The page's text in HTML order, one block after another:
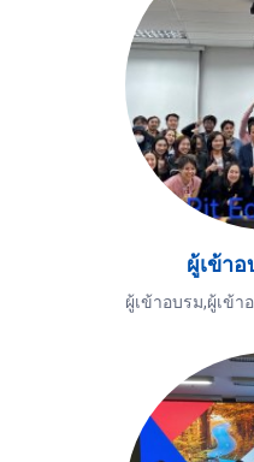
ผู้เข้า
ผู้เข้าอบรม,ผู้เข้า